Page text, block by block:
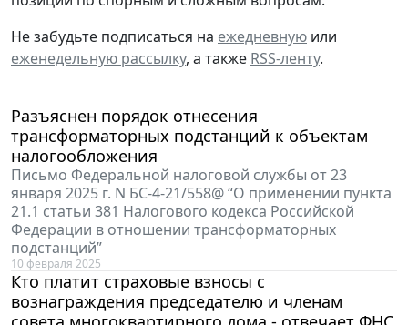
Не забудьте подписаться на ежедневную или
еженедельную рассылку, а также RSS-ленту.
Разъяснен порядок отнесения
трансформаторных подстанций к объектам
налогообложения
Письмо Федеральной налоговой службы от 23
января 2025 г. N БС-4-21/558@ “О применении пункта
21.1 статьи 381 Налогового кодекса Российской
Федерации в отношении трансформаторных
подстанций”
10 февраля 2025
Кто платит страховые взносы с
вознаграждения председателю и членам